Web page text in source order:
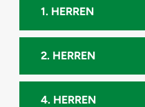
1. HERREN
2. HERREN
4. HERREN